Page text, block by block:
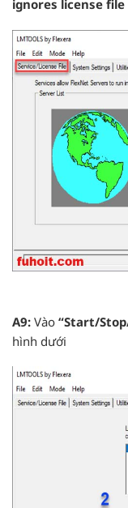
ignores license
A9: Vào “Start/
hình dưới